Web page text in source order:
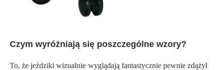
Czym wyróżniają się poszczególne wzory?
To, że jeździki wizualnie wyglądają fantastycznie pewnie zdążył